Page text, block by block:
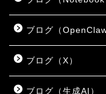
ブログ（OpenClaw
ブログ（X）
ブログ（生成AI）